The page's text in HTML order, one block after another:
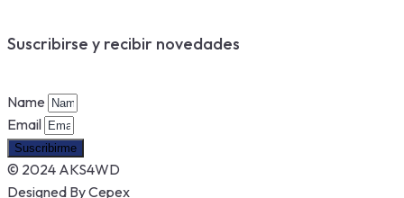
Suscribirse y recibir novedades
Name
Email
Suscribirme
© 2024 AKS4WD
Designed By Cepex